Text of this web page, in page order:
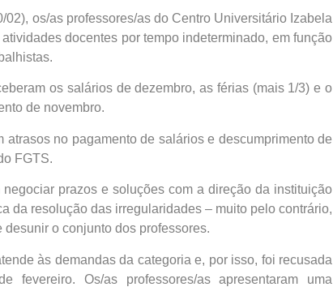
os/as professores/as do Centro Universitário Izabela
docentes por tempo indeterminado, em função
os salários de dezembro, as férias (mais 1/3) e o
de novembro.
no pagamento de salários e descumprimento de
FGTS.
prazos e soluções com a direção da instituição
da resolução das irregularidades – muito pelo contrário,
o conjunto dos professores.
às demandas da categoria e, por isso, foi recusada
Os/as professores/as apresentaram uma